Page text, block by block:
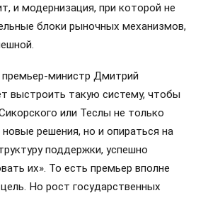
и модернизация, при которой не
блоки рыночных механизмов,
министр Дмитрий
выстроить такую систему, чтобы
или Теслы не только
решения, но и опираться на
поддержки, успешно
их». То есть премьер вполне
Но рост государственных